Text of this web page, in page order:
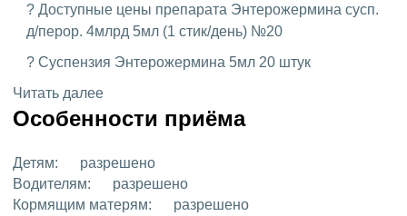
? Доступные цены препарата Энтерожермина сусп.
д/перор. 4млрд 5мл (1 стик/день) №20
? Суспензия Энтерожермина 5мл 20 штук
Читать далее
Особенности приёма
Детям:
разрешено
Водителям:
разрешено
Кормящим матерям:
разрешено